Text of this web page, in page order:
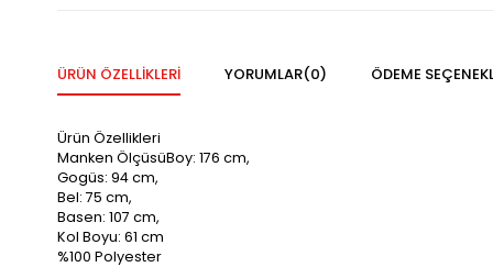
ÜRÜN ÖZELLIKLERI YORUMLAR(0) ÖDEME
Ürün Özellikleri
Manken ÖlçüsüBoy: 176 cm,
Gogüs: 94 cm,
Bel: 75 cm,
Basen: 107 cm,
Kol Boyu: 61 cm
%100 Polyester